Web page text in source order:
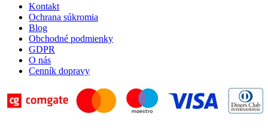
Kontakt
Ochrana súkromia
Blog
Obchodné podmienky
GDPR
O nás
Cenník dopravy